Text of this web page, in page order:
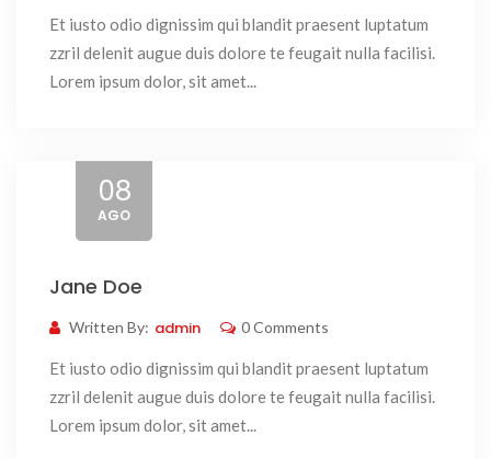
Et iusto odio dignissim qui blandit praesent luptatum
zzril delenit augue duis dolore te feugait nulla facilisi.
Lorem ipsum dolor, sit amet...
08
AGO
Jane Doe
Written By: admin 0 Comments
Et iusto odio dignissim qui blandit praesent luptatum
zzril delenit augue duis dolore te feugait nulla facilisi.
Lorem ipsum dolor, sit amet...